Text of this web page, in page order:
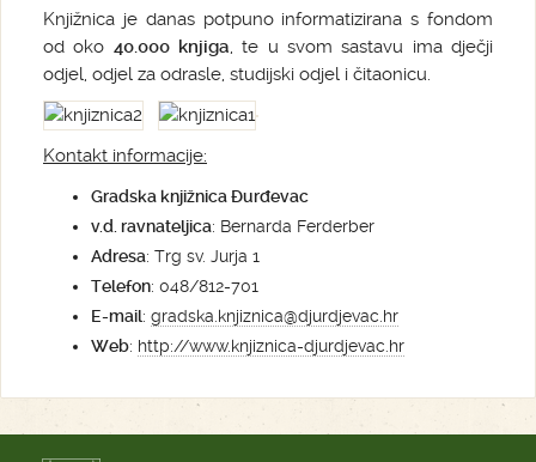
Knjižnica je danas potpuno informatizirana s fondom
od oko 40.000 knjiga, te u svom sastavu ima dječji
odjel, odjel za odrasle, studijski odjel i čitaonicu.
Kontakt informacije:
Gradska knjižnica Đurđevac
v.d. ravnateljica: Bernarda Ferderber
Adresa: Trg sv. Jurja 1
Telefon: 048/812-701
E-mail: gradska.knjiznica@djurdjevac.hr
Web: http://www.knjiznica-djurdjevac.hr